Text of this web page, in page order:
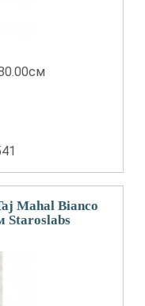
Mahal Bianco
Staroslabs